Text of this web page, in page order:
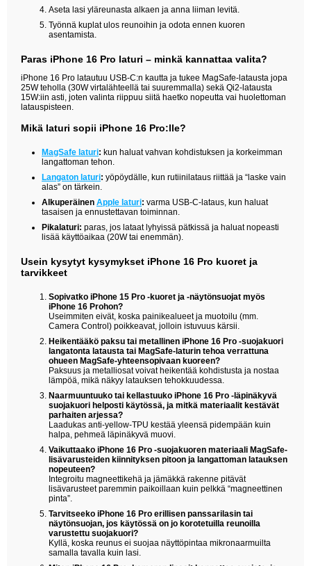
Aseta lasi yläreunasta alkaen ja anna liiman levitä.
Työnnä kuplat ulos reunoihin ja odota ennen kuoren
asentamista.
Paras iPhone 16 Pro laturi – minkä kannattaa valita?
iPhone 16 Pro latautuu USB-C:n kautta ja tukee MagSafe-latausta jopa
25W teholla (30W virtalähteellä tai suuremmalla) sekä Qi2-latausta
15W:iin asti, joten valinta riippuu siitä haetko nopeutta vai huolettoman
latauspisteen.
Mikä laturi sopii iPhone 16 Pro:lle?
MagSafe laturi: kun haluat vahvan kohdistuksen ja korkeimman
langattoman tehon.
Langaton laturi: yöpöydälle, kun rutiinilataus riittää ja “laske vain
alas” on tärkein.
Alkuperäinen Apple laturi: varma USB-C-lataus, kun haluat
tasaisen ja ennustettavan toiminnan.
Pikalaturi: paras, jos lataat lyhyissä pätkissä ja haluat nopeasti
lisää käyttöaikaa (20W tai enemmän).
Usein kysytyt kysymykset iPhone 16 Pro kuoret ja
tarvikkeet
Sopivatko iPhone 15 Pro -kuoret ja -näytönsuojat myös
iPhone 16 Prohon?
Useimmiten eivät, koska painikealueet ja muotoilu (mm.
Camera Control) poikkeavat, jolloin istuvuus kärsii.
Heikentääkö paksu tai metallinen iPhone 16 Pro -suojakuori
langatonta latausta tai MagSafe-laturin tehoa verrattuna
ohueen MagSafe-yhteensopivaan kuoreen?
Paksuus ja metalliosat voivat heikentää kohdistusta ja nostaa
lämpöä, mikä näkyy latauksen tehokkuudessa.
Naarmuuntuuko tai kellastuuko iPhone 16 Pro -läpinäkyvä
suojakuori helposti käytössä, ja mitkä materiaalit kestävät
parhaiten arjessa?
Laadukas anti-yellow-TPU kestää yleensä pidempään kuin
halpa, pehmeä läpinäkyvä muovi.
Vaikuttaako iPhone 16 Pro -suojakuoren materiaali MagSafe-
lisävarusteiden kiinnityksen pitoon ja langattoman latauksen
nopeuteen?
Integroitu magneettikehä ja jämäkkä rakenne pitävät
lisävarusteet paremmin paikoillaan kuin pelkkä “magneettinen
pinta”.
Tarvitseeko iPhone 16 Pro erillisen panssarilasin tai
näytönsuojan, jos käytössä on jo korotetuilla reunoilla
varustettu suojakuori?
Kyllä, koska reunus ei suojaa näyttöpintaa mikronaarmuilta
samalla tavalla kuin lasi.